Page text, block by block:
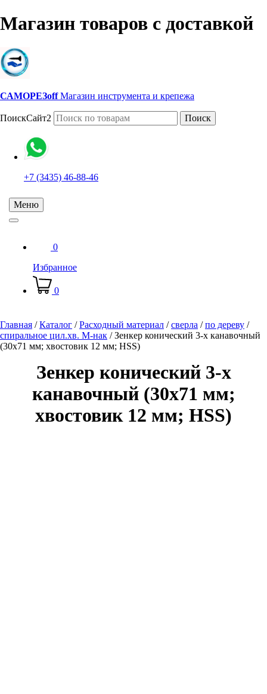
Магазин товаров с доставкой
САМОРЕЗoff Магазин инструмента и крепежа
ПоискСайт2 Поиск
+7 (3435) 46-88-46
Меню
0
Избранное
0
Главная /Каталог /Расходный материал /сверла /по дереву /
спиральное цил.хв. М-нак /Зенкер конический 3-х канавочный
(30х71 мм; хвостовик 12 мм; HSS)
Зенкер конический 3-х
канавочный (30х71 мм;
хвостовик 12 мм; HSS)